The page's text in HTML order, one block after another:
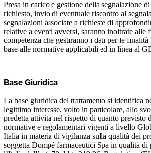
Presa in carico e gestione della segnalazione
richiesto, invio di eventuale riscontro al
segnalazioni associate a richieste di
relative a eventi avversi, saranno inoltrate alle
competenza che gestiranno i dati per le finalità
base alle normative applicabili ed in linea al
Base Giuridica
La base giuridica del trattamento si identifica
legittimo interesse, volto in particolare, allo
predetta attività nel rispetto di quanto previsto
normative e regolamentari vigenti a livello
Italia in materia di vigilanza sulla qualità dei
soggetta Dompé farmaceutici Spa in qualità di